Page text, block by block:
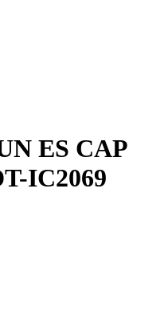
ES CAP
IC2069